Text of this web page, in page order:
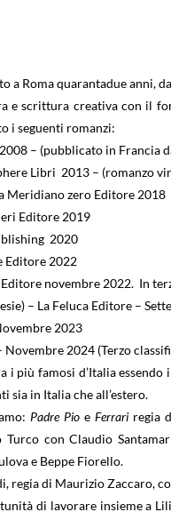
a Roma quarantadue anni,
e scrittura creativa con il
i seguenti romanzi:
– (pubblicato in Francia
Libri 2013 – (romanzo
Meridiano zero Editore 2018
Editore 2019
2020
Editore 2022
novembre 2022. In
– La Feluca Editore –
2023
2024 (Terzo
i più famosi d’Italia
sia in Italia che all’estero.
Padre PioeFerrari regia
Turco con Claudio
e Beppe Fiorello.
regia di Maurizio Zaccaro,
di lavorare insieme a